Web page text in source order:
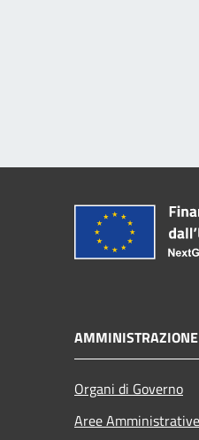
AMMINISTRAZIONE
Organi di Governo
Aree Amministrative